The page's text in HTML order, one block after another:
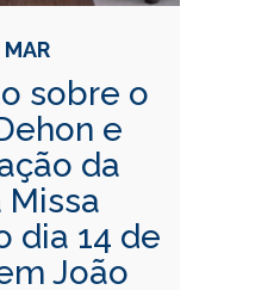
MAR
sobre o
e
da
Missa
dia 14 de
João